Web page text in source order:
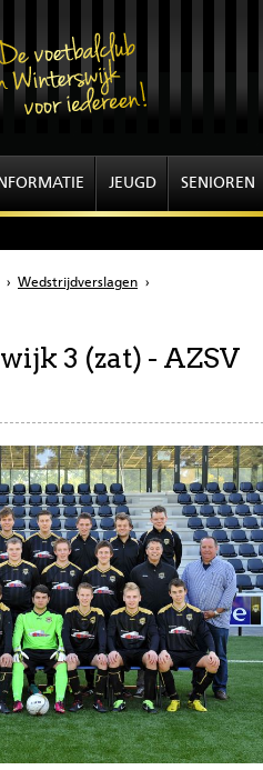
INFORMATIE JEUGD SENIOREN
› Wedstrijdverslagen ›
3 (zat) - AZSV